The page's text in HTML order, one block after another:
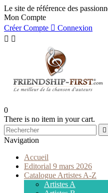
Le site de référence des
Mon Compte
Créer Compte  Connexion
 
0
There is no item in your cart.

Navigation
Accueil
Editorial 9 mars 2026
Catalogue Artistes A-Z
Artistes A